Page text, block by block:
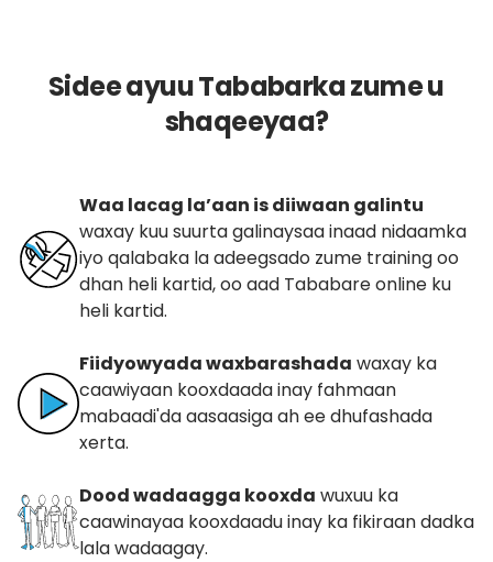
Sidee ayuu Tababarka zume u
shaqeeyaa?
Waa lacag la’aan is diiwaan galintu
waxay kuu suurta galinaysaa inaad nidaamka
iyo qalabaka la adeegsado zume training oo
dhan heli kartid, oo aad Tababare online ku
heli kartid.
Fiidyowyada waxbarashada waxay ka
caawiyaan kooxdaada inay fahmaan
mabaadi'da aasaasiga ah ee dhufashada
xerta.
Dood wadaagga kooxda wuxuu ka
caawinayaa kooxdaadu inay ka fikiraan dadka
lala wadaagay.